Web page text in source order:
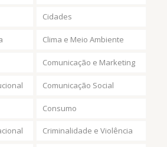
Cidades
Clima e Meio Ambiente
Comunicação e Marketing
Comunicação Social
Consumo
Criminalidade e Violência